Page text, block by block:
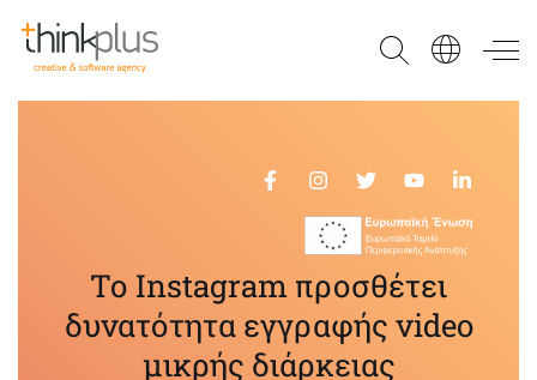
Think Plus
Το Instagram προσθέτει
δυνατότητα εγγραφής video
μικρής διάρκειας